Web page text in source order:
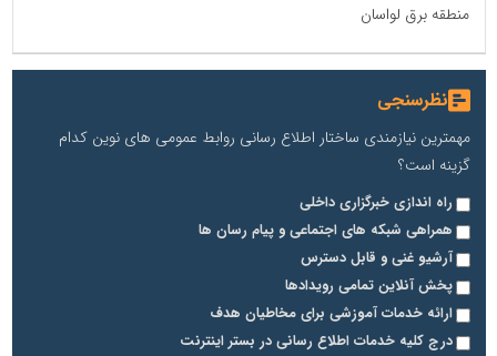
منطقه برق لواسان
نظرسنجی
مهمترین نیازمندی ساختار اطلاع رسانی روابط عمومی های نوین کدام
گزینه است؟
راه اندازی خبرگزاری داخلی
همراهی شبکه های اجتماعی و پیام رسان ها
آرشیو غنی و قابل دسترس
پخش آنلاین تمامی رویدادها
ارائه خدمات آموزشی برای مخاطیان هدف
درج کلیه خدمات اطلاع رسانی در بستر اینترنت